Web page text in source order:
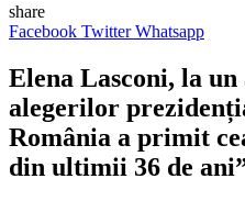
share
Facebook Twitter Whatsapp
Elena Lasconi, la
alegerilor
România a primit
din ultimii 36 de